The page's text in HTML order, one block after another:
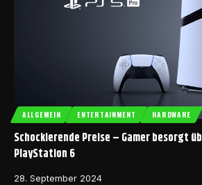
ALLGEMEIN ENTERTAINMENT HARDWARE
Schockierende Preise – Gamer besorgt
PlayStation 6
28. September 2024